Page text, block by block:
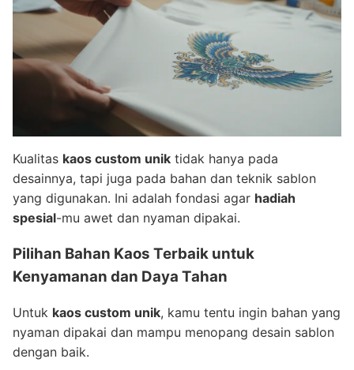
Kualitas kaos custom unik tidak hanya pada
desainnya, tapi juga pada bahan dan teknik sablon
yang digunakan. Ini adalah fondasi agar hadiah
spesial-mu awet dan nyaman dipakai.
Pilihan Bahan Kaos Terbaik untuk
Kenyamanan dan Daya Tahan
Untuk kaos custom unik, kamu tentu ingin bahan yang
nyaman dipakai dan mampu menopang desain sablon
dengan baik.